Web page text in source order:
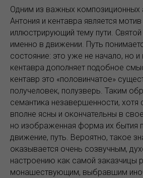
Одним из важных композиционных
Антония и кентавра является
иллюстрирующий тему пути.
именно в движении. Путь
состояние: это уже не начало, но
кентавра дополняет подобное
кентавр это «половинчатое»
получеловек, полузверь. Таким
семантика незавершенности,
вполне ясны и окончательны в
но изображенная форма их бытия
движение, путь. Вероятно, такое
оказывается очень созвучным,
настроению как самой заказчицы
монашествующим, выбравшим